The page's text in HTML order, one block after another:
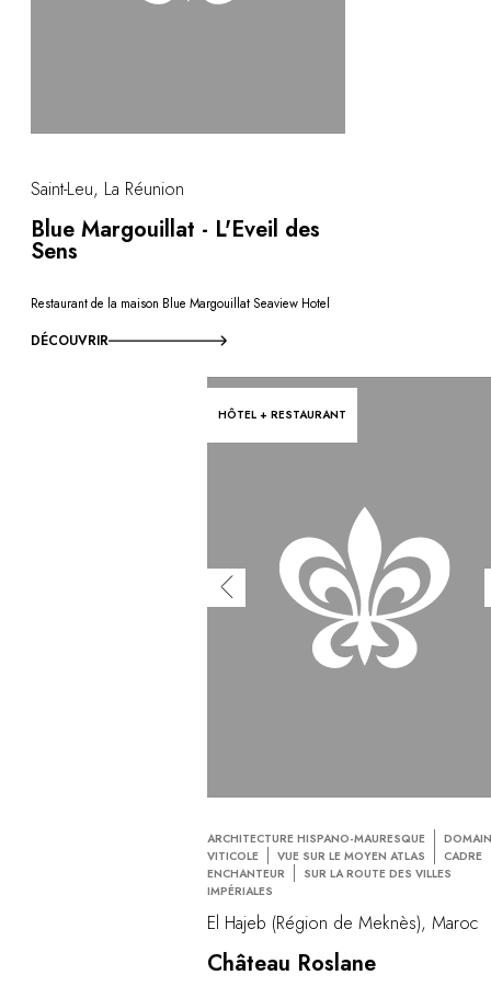
Saint-Leu, La Réunion
Blue Margouillat - L'Eveil des
Sens
Restaurant de la maison Blue Margouillat Seaview Hotel
DÉCOUVRIR
HÔTEL + RESTAURANT
ARCHITECTURE HISPANO-MAURESQUE
VITICOLE
VUE SUR LE MOYEN ATLAS
CADRE
ENCHANTEUR
SUR LA ROUTE DES VILLES
IMPÉRIALES
El Hajeb (Région de Meknès), Maroc
Château Roslane